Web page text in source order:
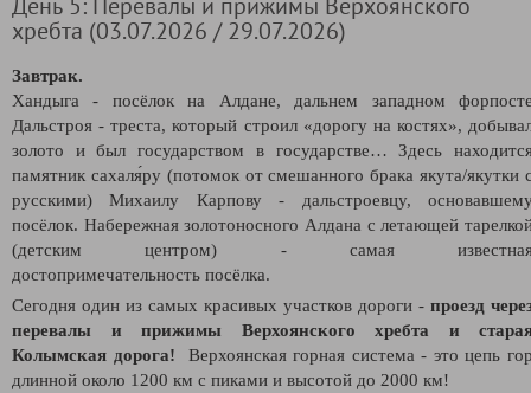
хребта (03.07.2026 / 29.07.2026)
Завтрак.
Хандыга - посёлок на Алдане, дальнем западном
Дальстроя - треста, который строил «дорогу на костях»,
золото и был государством в государстве… Здесь
памятник сахаля́ру (потомок от смешанного брака якута/якутки
русскими) Михаилу Карпову - дальстроевцу,
посёлок. Набережная золотоносного Алдана с летающей
(детским центром) - самая
достопримечательность посёлка.
Сегодня один из самых красивых участков дороги - проезд
перевалы и прижимы Верхоянского хребта и
Колымская дорога! Верхоянская горная система - это цепь
длинной около 1200 км с пиками и высотой до 2000 км!